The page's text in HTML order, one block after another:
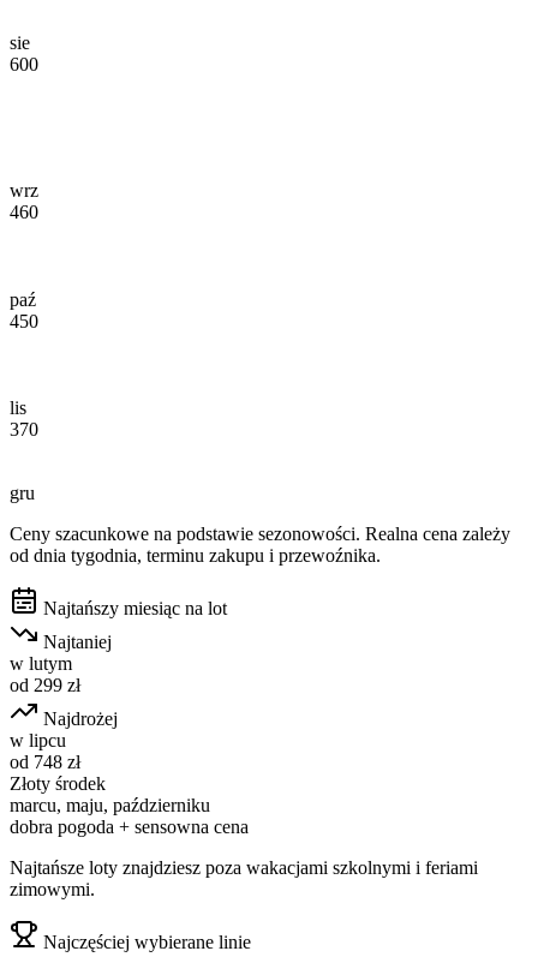
sie
600
wrz
460
paź
450
lis
370
gru
Ceny szacunkowe na podstawie sezonowości. Realna cena zależy
od dnia tygodnia, terminu zakupu i przewoźnika.
Najtańszy miesiąc na lot
Najtaniej
w lutym
od 299 zł
Najdrożej
w lipcu
od 748 zł
Złoty środek
marcu, maju, październiku
dobra pogoda + sensowna cena
Najtańsze loty znajdziesz poza wakacjami szkolnymi i feriami
zimowymi.
Najczęściej wybierane linie